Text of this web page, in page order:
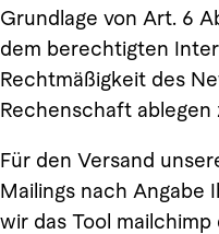
Grundlage von Art. 6
dem berechtigten
Rechtmäßigkeit des
Rechenschaft ablegen
Für den Versand
Mailings nach Angabe
wir das Tool